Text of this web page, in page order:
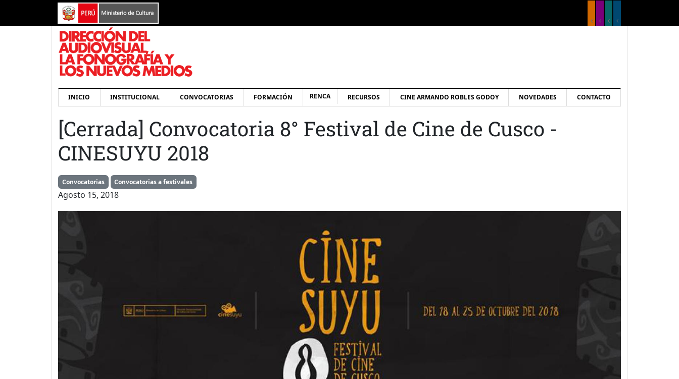
Pasar al contenido principal
Navegación principal
INICIO INSTITUCIONAL CONVOCATORIAS FORMACIÓN RENCA RECURSOS CINE ARMANDO ROBLES GODOY NOVEDADES CONTACTO
[Cerrada] Convocatoria 8° Festival de Cine de Cusco -
CINESUYU 2018
Convocatorias Convocatorias a festivales
Agosto 15, 2018